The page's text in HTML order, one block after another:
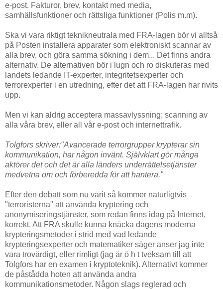
e-post. Fakturor, brev, kontakt med media,
samhällsfunktioner och rättsliga funktioner (Polis m.m).
Ska vi vara riktigt teknikneutrala med FRA-lagen bör vi alltså
på Posten installera apparater som elektroniskt scannar av
alla brev, och göra samma sökning i dem... Det finns andra
alternativ. De alternativen bör i lugn och ro diskuteras med
landets ledande IT-experter, integritetsexperter och
terrorexperter i en utredning, efter det att FRA-lagen har rivits
upp.
Men vi kan aldrig acceptera massavlyssning; scanning av
alla våra brev, eller all vår e-post och internettrafik.
Tolgfors skriver:"Avancerade terrorgrupper krypterar sin
kommunikation, har någon invänt. Självklart gör många
aktörer det och det är alla länders underrättelsetjänster
medvetna om och förberedda för att hantera."
Efter den debatt som nu varit så kommer naturligtvis
"terroristerna" att använda kryptering och
anonymiseringstjänster, som redan finns idag på Internet,
korrekt. Att FRA skulle kunna knäcka dagens moderna
krypteringsmetoder i strid med vad ledande
krypteringsexperter och matematiker säger anser jag inte
vara trovärdigt, eller rimligt (jag är ö h t tveksam till att
Tolgfors har en examen i kryptoteknik). Alternativt kommer
de påstådda hoten att använda andra
kommunikationsmetoder. Någon slags reglerad och